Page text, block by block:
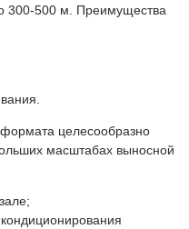
300-500 м. Преимущества
целесообразно
масштабах выносной